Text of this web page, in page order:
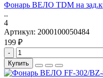
Фонарь ВЕЛО TDM на
..
4
Артикул: 2000100050484
199 ₽
-
Купить